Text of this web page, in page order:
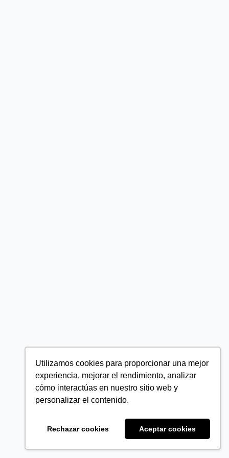
Utilizamos cookies para proporcionar una mejor
experiencia, mejorar el rendimiento, analizar
cómo interactúas en nuestro sitio web y
personalizar el contenido.
Rechazar cookies Aceptar cookies